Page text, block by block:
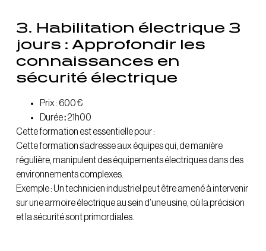
3. Habilitation électrique 3
jours : Approfondir les
connaissances en
sécurité électrique
Prix : 600 €
Durée:21h00
Cette formation est essentielle pour :
Cette formation s’adresse aux équipes qui, de manière
régulière, manipulent des équipements électriques dans des
environnements complexes.
Exemple : Un technicien industriel peut être amené à intervenir
sur une armoire électrique au sein d’une usine, où la précision
et la sécurité sont primordiales.